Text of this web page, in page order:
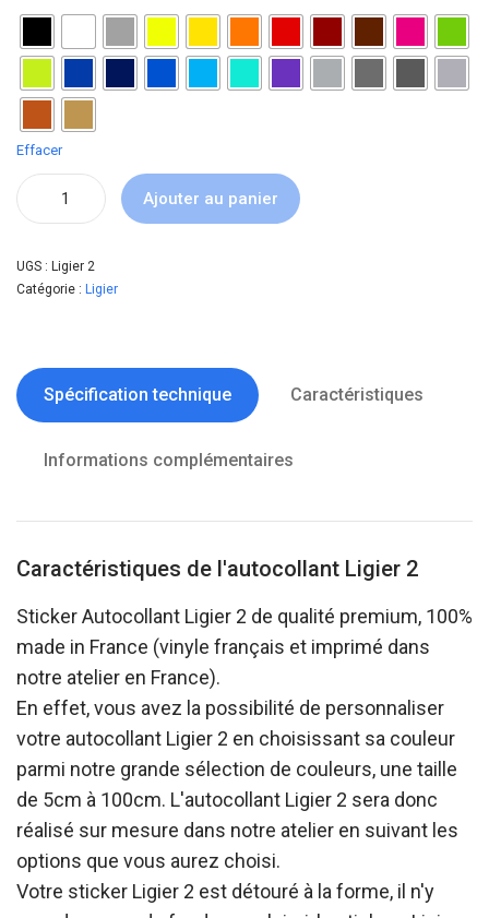
Effacer
Ajouter au panier
UGS : Ligier 2
Catégorie : Ligier
Spécification technique Caractéristiques
Informations complémentaires
Caractéristiques de l'autocollant Ligier 2
Sticker Autocollant Ligier 2 de qualité premium, 100%
made in France (vinyle français et imprimé dans
notre atelier en France).
En effet, vous avez la possibilité de personnaliser
votre autocollant Ligier 2 en choisissant sa couleur
parmi notre grande sélection de couleurs, une taille
de 5cm à 100cm. L'autocollant Ligier 2 sera donc
réalisé sur mesure dans notre atelier en suivant les
options que vous aurez choisi.
Votre sticker Ligier 2 est détouré à la forme, il n'y